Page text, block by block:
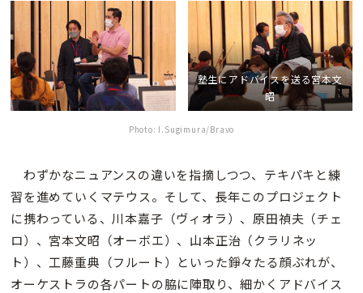
塾生にアドバイスを送る宮本文
昭
Photo: I.Sugimura/Bravo
わずかなニュアンスの違いを指摘しつつ、テキパキと練
習を進めていくマテウス。そして、長年このプロジェクト
に携わっている、川本嘉子（ヴィオラ）、原田禎夫（チェ
ロ）、宮本文昭（オーボエ）、山本正治（クラリネッ
ト）、工藤重典（フルート）といった錚々たる顔ぶれが、
オーケストラの各パートの脇に陣取り、細かくアドバイス